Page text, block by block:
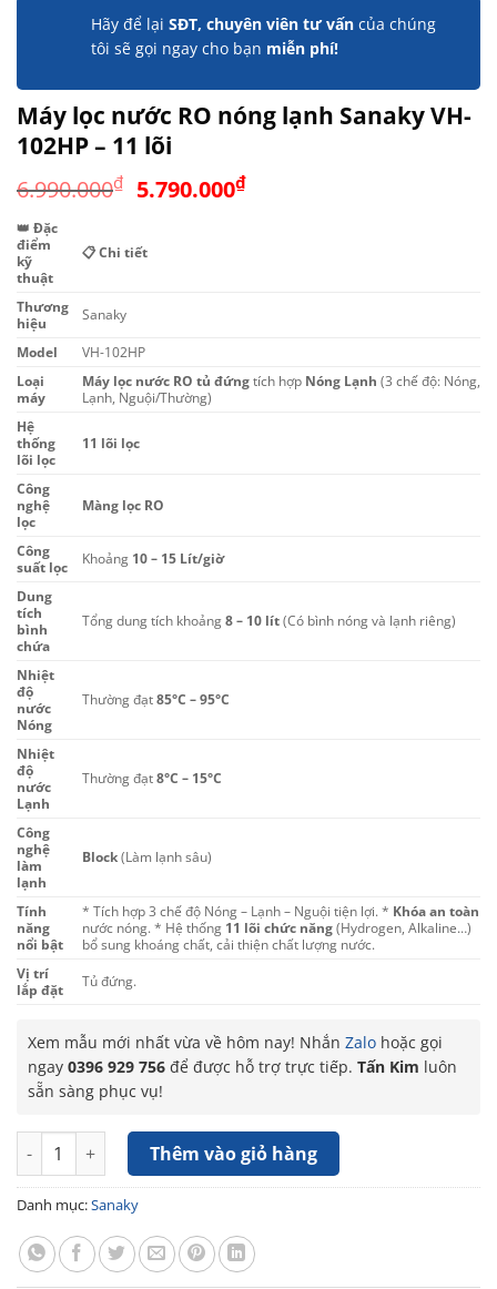
Hãy để lại SĐT, chuyên viên tư vấn của chúng
tôi sẽ gọi ngay cho bạn miễn phí!
Máy lọc nước RO nóng lạnh Sanaky VH-
102HP – 11 lõi
6.990.000₫ Giá
là:
6.990.000₫.
5.790.000₫Giá
👑 Đặc
điểm
kỹ
thuật
📋 Chi tiết
Thương
hiệu
Sanaky
Model
VH-102HP
Loại
máy
Máy lọc nước RO tủ đứngtích hợp Nóng Lạnh (3 chế độ: Nóng,
Lạnh, Nguội/Thường)
Hệ
thống
lõi lọc
11 lõi lọc
Công
nghệ
lọc
Màng lọc RO
Công
suất lọc
Khoảng 10 – 15 Lít/giờ
Dung
tích
bình
chứa
Tổng dung tích khoảng8 – 10 lít(Có bình nóng và lạnh riêng)
Nhiệt
độ
nước
Nóng
Thường đạt85°C – 95°C
Nhiệt
độ
nước
Lạnh
Thường đạt8°C – 15°C
Công
nghệ
làm
lạnh
Block(Làm lạnh sâu)
Tính
năng
nổi bật
* Tích hợp 3 chế độ Nóng – Lạnh – Nguội tiện lợi. * Khóa an toàn
nước nóng. * Hệ thống 11 lõi chức năng(Hydrogen, Alkaline…)
bổ sung khoáng chất, cải thiện chất lượng nước.
Vị trí
lắp đặt
Tủ đứng.
Xem mẫu mới nhất vừa về hôm nay! Nhắn Zalo hoặc gọi
ngay 0396 929 756 để được hỗ trợ trực tiếp. Tấn Kim luôn
sẵn sàng phục vụ!
Máy lọc nước RO nóng lạnh Sanaky VH-102HP - 11 lõi số lượng
Thêm vào giỏ hàng
Danh mục:Sanaky